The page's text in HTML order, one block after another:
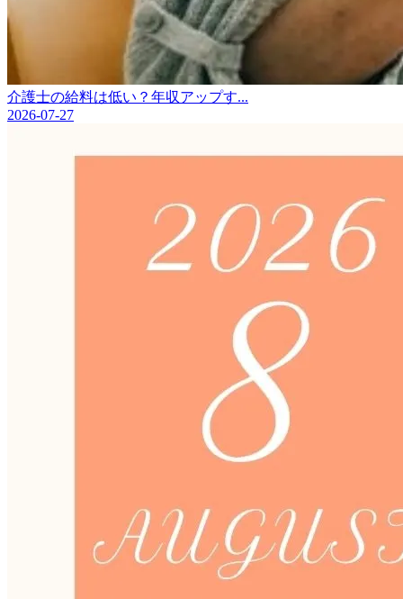
介護士の給料は低い？年収アップす...
2026-07-27